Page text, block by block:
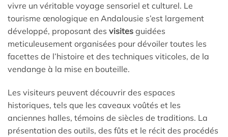
vivre un véritable voyage sensoriel et culturel. Le
tourisme œnologique en Andalousie s’est largement
développé, proposant des visites guidées
meticuleusement organisées pour dévoiler toutes les
facettes de l’histoire et des techniques viticoles, de la
vendange à la mise en bouteille.
Les visiteurs peuvent découvrir des espaces
historiques, tels que les caveaux voûtés et les
anciennes halles, témoins de siècles de traditions. La
présentation des outils, des fûts et le récit des procédés